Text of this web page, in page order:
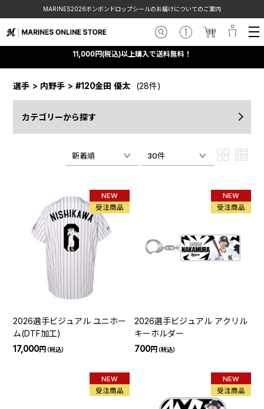
MARINES2026ボンボンドロップシールのお届けについてのご案内
11,000円(税込)以上購入で送料無料！
選手 > 内野手 >#120金田 優太 (28件)
カテゴリーから探す
新着順 30件
NEW
受注商品
2026選手ビジュアル ユニホー
ム(DTF加工)
17,000円（税込）
NEW
受注商品
2026選手ビジュアル アクリル
キーホルダー
700円（税込）
NEW
受注商品
NEW
受注商品